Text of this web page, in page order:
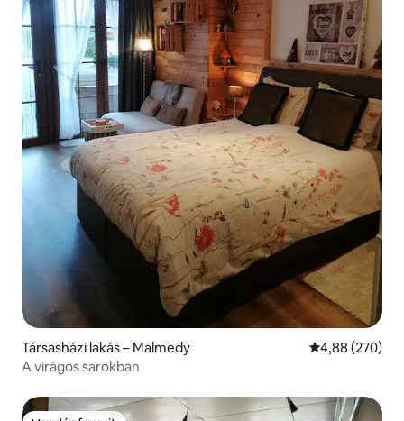
Társasházi lakás – Malmedy Átlagos
4,88 (270)
A virágos sarokban